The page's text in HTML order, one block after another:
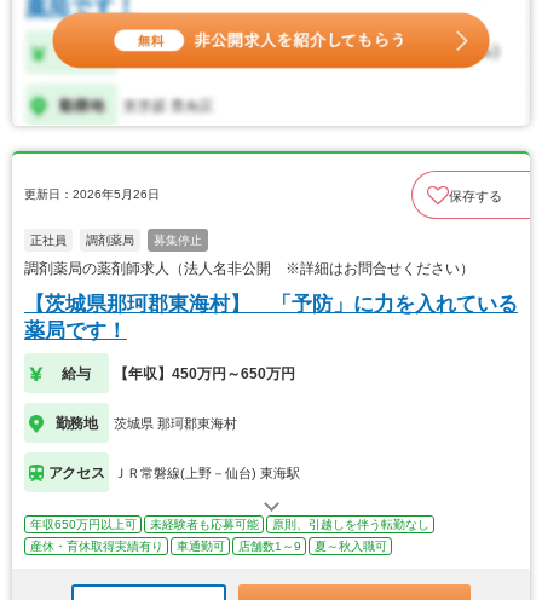
更新日：2026年5月26日 保存する
正社員 調剤薬局 募集停止
調剤薬局の薬剤師求人（法人名非公開 ※詳細はお問合せください）
【茨城県那珂郡東海村】 「予防」に力を入れている
薬局です！
給与 【年収】450万円～650万円
勤務地 茨城県 那珂郡東海村
アクセス ＪＲ常磐線(上野－仙台) 東海駅
年収650万円以上可 未経験者も応募可能
原則、引越しを伴う転勤なし
産休・育休取得実績有り
車通勤可 店舗数1～9 夏～秋入職可